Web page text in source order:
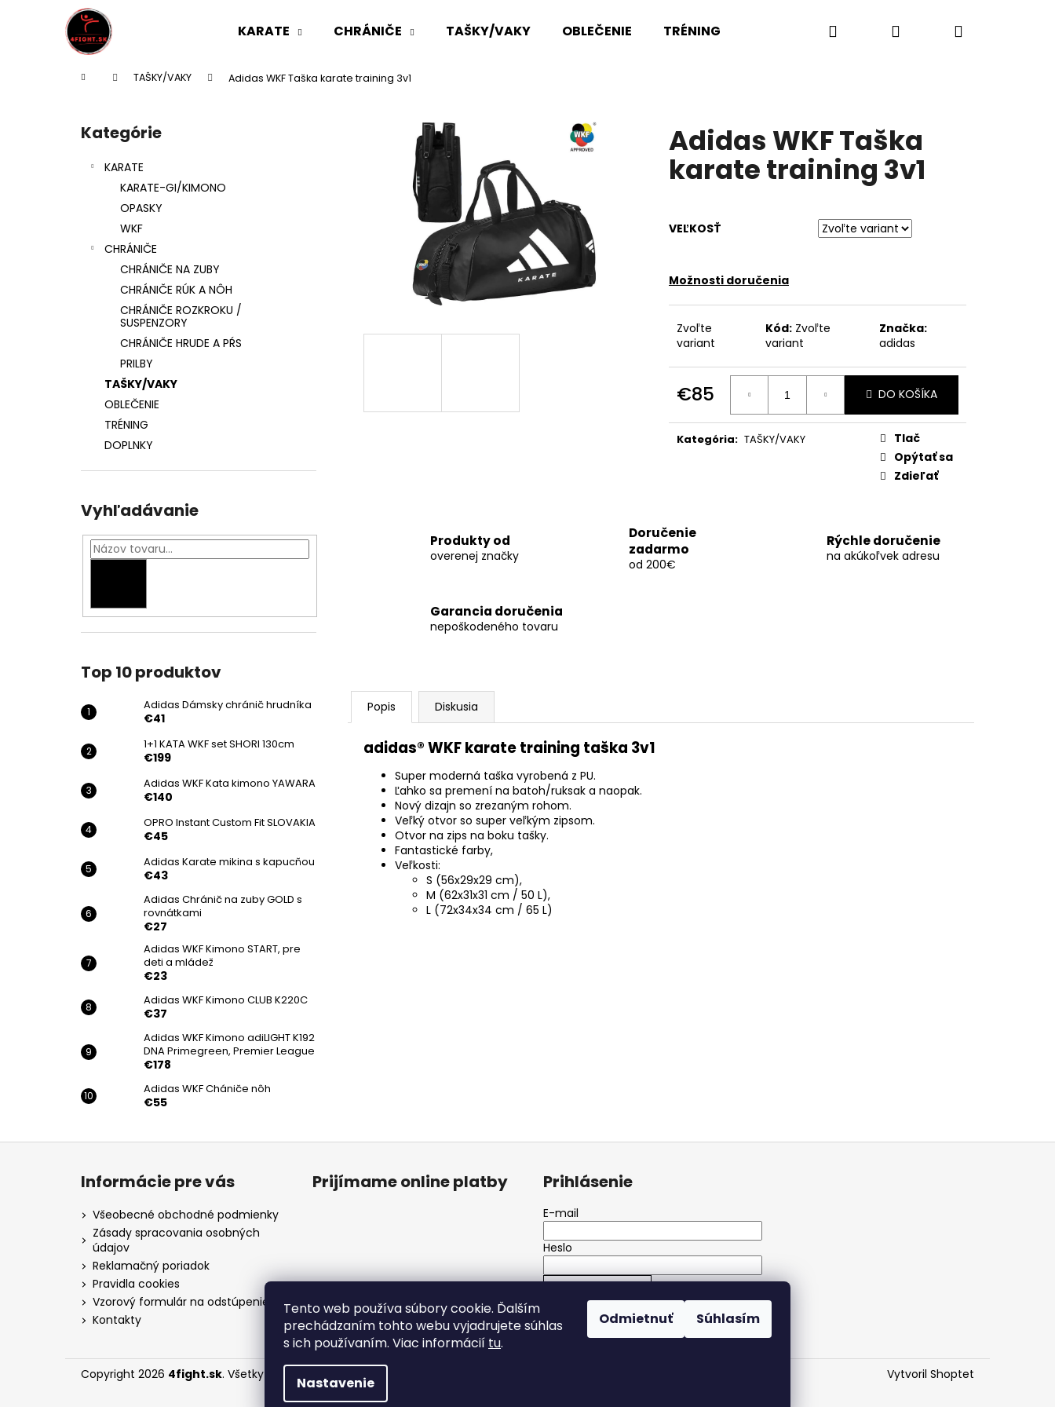
Tento web používa súbory cookie. Ďalším
prechádzaním tohto webu vyjadrujete súhlas
s ich používaním. Viac informácií tu.
Nastavenie
Odmietnuť Súhlasím
KARATE CHRÁNIČE TAŠKY/VAKY OBLEČENIE TRÉNING Hľadať PrihlásenieNákupný
Domov TAŠKY/VAKY Adidas WKF Taška karate training 3v1
Preskočiť
kategórie
Kategórie
KARATE
KARATE-GI/KIMONO
OPASKY
WKF
CHRÁNIČE
CHRÁNIČE NA ZUBY
CHRÁNIČE RÚK A NÔH
CHRÁNIČE ROZKROKU /
SUSPENZORY
CHRÁNIČE HRUDE A PŔS
PRILBY
TAŠKY/VAKY
OBLEČENIE
TRÉNING
DOPLNKY
Vyhľadávanie
Top 10 produktov
Adidas Dámsky chránič hrudníka
€41
1+1 KATA WKF set SHORI 130cm
€199
Adidas WKF Kata kimono YAWARA
€140
OPRO Instant Custom Fit SLOVAKIA
€45
Adidas Karate mikina s kapucňou
€43
Adidas Chránič na zuby GOLD s
rovnátkami
€27
Adidas WKF Kimono START, pre
deti a mládež
€23
Adidas WKF Kimono CLUB K220C
€37
Adidas WKF Kimono adiLIGHT K192
DNA Primegreen, Premier League
€178
Adidas WKF Chániče nôh
€55
Adidas WKF Taška
karate training 3v1
VEĽKOSŤ
Možnosti doručenia
Zvoľte
variant
Kód: Zvoľte
variant
Značka:
adidas
€85
Jednotková
cena:
DO KOŠÍKA
Kategória: TAŠKY/VAKY
Tlač
Opýtať sa
Zdieľať
Produkty od
overenej značky
Doručenie
zadarmo
od 200€
Rýchle doručenie
na akúkoľvek adresu
Garancia doručenia
nepoškodeného tovaru
Popis Diskusia
adidas® WKF karate training taška 3v1
Super moderná taška vyrobená z PU.
Ľahko sa premení na batoh/ruksak a naopak.
Nový dizajn so zrezaným rohom.
Veľký otvor so super veľkým zipsom.
Otvor na zips na boku tašky.
Fantastické farby,
Veľkosti:
S (56x29x29 cm),
M (62x31x31 cm / 50 L),
L (72x34x34 cm / 65 L)
Späť
Späť
Čo potrebujete nájsť?
HĽADAŤ
Odporúčame
Nasledujúce
ADIDAS DÁMSKY CHRÁNIČ HRUDNÍKA
€41
€185
Informácie pre vás
Všeobecné obchodné podmienky
Zásady spracovania osobných
údajov
Reklamačný poriadok
Pravidla cookies
Vzorový formulár na odstúpenie
Kontakty
Prijímame online platby Prihlásenie
E-mail
Heslo
PRIHLÁSIŤ SA
Nová registráciaZabudnuté heslo
Vytvoril Shoptet
Copyright 2026 4fight.sk. Všetky práva vyhradené.